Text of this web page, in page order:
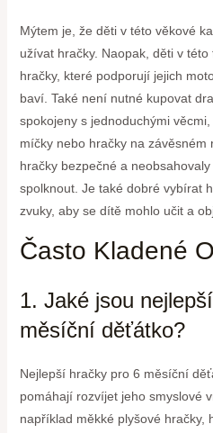
Mýtem je, že děti v této věkové
užívat hračky. Naopak, děti v
hračky, které podporují jejich
baví. Také není nutné kupovat
spokojeny s jednoduchými
míčky nebo hračky na závěsném
hračky bezpečné a
spolknout. Je také dobré vybírat
zvuky, aby se dítě mohlo učit a
Často Kladené
1. Jaké jsou
měsíční děťátko?
Nejlepší hračky pro 6 měsíční
pomáhají rozvíjet jeho smyslové
například měkké plyšové hračky,